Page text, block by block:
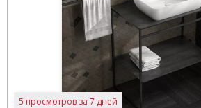
5 просмотров за 7 дней